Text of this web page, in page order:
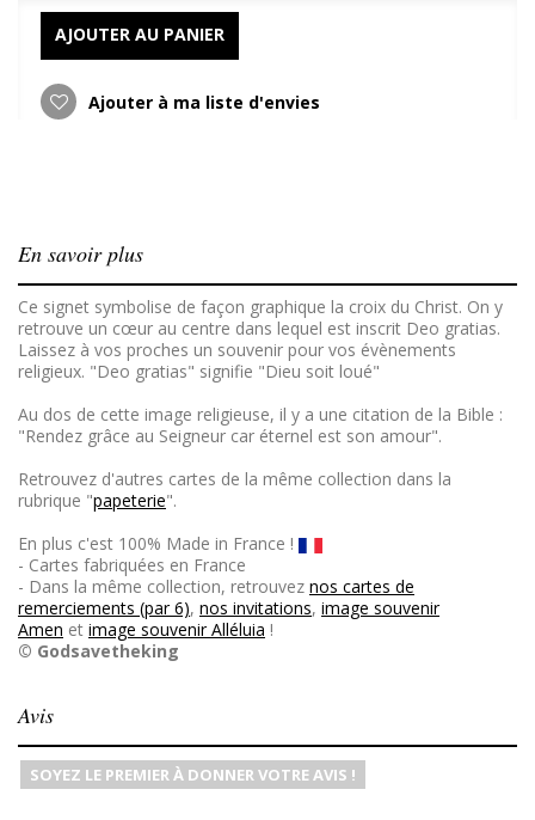
AJOUTER AU PANIER
Ajouter à ma liste d'envies
En savoir plus
Ce signet symbolise de façon graphique la croix du Christ. On y
retrouve un cœur au centre dans lequel est inscrit Deo gratias.
Laissez à vos proches un souvenir pour vos évènements
religieux. "Deo gratias" signifie "Dieu soit loué"
Au dos de cette image religieuse, il y a une citation de la Bible :
"Rendez grâce au Seigneur car éternel est son amour".
Retrouvez d'autres cartes de la même collection dans la
rubrique "papeterie".
En plus c'est 100% Made in France !
- Cartes fabriquées en France
- Dans la même collection, retrouvez nos cartes de
remerciements (par 6), nos invitations, image souvenir
Amen et image souvenir Alléluia !
© Godsavetheking
Avis
SOYEZ LE PREMIER À DONNER VOTRE AVIS !